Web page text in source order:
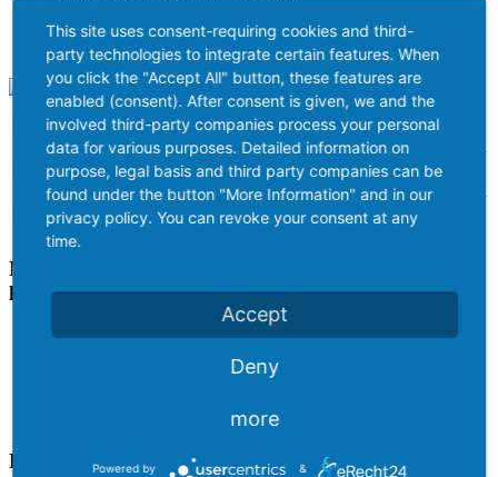
Ahorro de combustible gracias a la ausencia en la banda de
rodadura de bloques pronunciados.
Dimensiones Diseño
Índice de
Carga/Velocidad
Profundidad de la
banda de rodadura
Marca
adicional
315/70
R22.5
D-
1001
154/150 L 18 mm
M+S
315/80
R22.5
D-
1001
165/150 K + L 16 mm
3PMSF /
Neumáticos premium conforme a las directivas
legales
COP / ECE 109 R 3 (Confirm of Production)
PMSF / ECE 109 R
RECOM – SEGURO y DURADERO
This site uses consent-requiring cookies and third-
party technologies to integrate certain features. When
you click the "Accept All" button, these features are
enabled (consent). After consent is given, we and the
involved third-party companies process your personal
data for various purposes. Detailed information on
purpose, legal basis and third party companies can be
found under the button "More Information" and in our
privacy policy. You can revoke your consent at any
time.
Accept
Deny
more
Powered by &